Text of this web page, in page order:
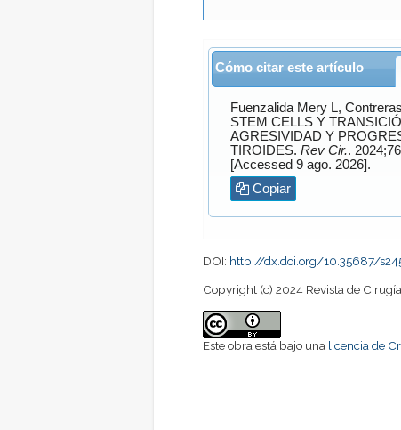
Cómo citar este artículo
Fuenzalida MeryL,
STEM CELLS Y
AGRESIVIDAD Y
TIROIDES. Rev Cir.
[Accessed 9 ago. 2026].
Copiar
DOI: http://dx.doi.org/10.35687/
Copyright (c) 2024 Revista de Cirugía
Este obra está bajo una licencia de